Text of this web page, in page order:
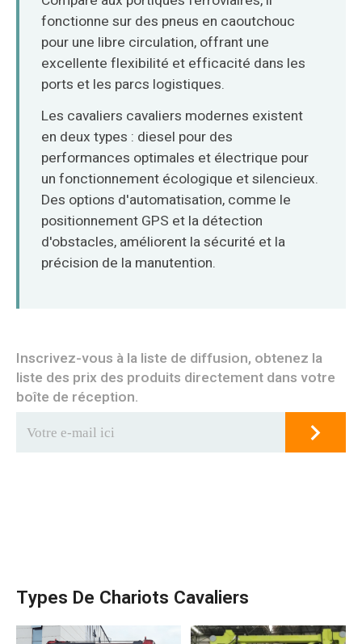
fonctionne sur des pneus en caoutchouc
pour une libre circulation, offrant une
excellente flexibilité et efficacité dans les
ports et les parcs logistiques.
Les cavaliers cavaliers modernes existent
en deux types : diesel pour des
performances optimales et électrique pour
un fonctionnement écologique et silencieux.
Des options d'automatisation, comme le
positionnement GPS et la détection
d'obstacles, améliorent la sécurité et la
précision de la manutention.
Inscrivez-vous à la liste de diffusion, obtenez la
liste des prix des produits directement dans votre
boîte de réception.
Types De Chariots Cavaliers